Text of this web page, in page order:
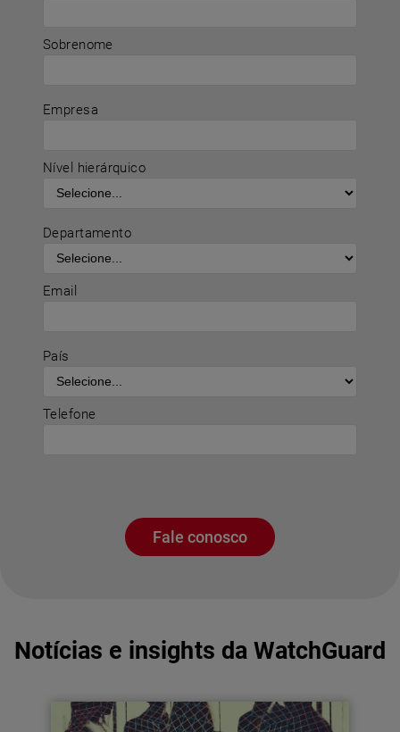
Sobrenome
Empresa
Nível hierárquico
Departamento
Email
País
Telefone
Fale conosco
Notícias e insights da WatchGuard